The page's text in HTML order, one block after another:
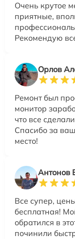
Очень крутое
приятные,
Рекомендую
Орлов
Ремонт был
монитор
что все
Спасибо за
место!
Антонов
Все супер,
бесплатная!
обратился в
починили